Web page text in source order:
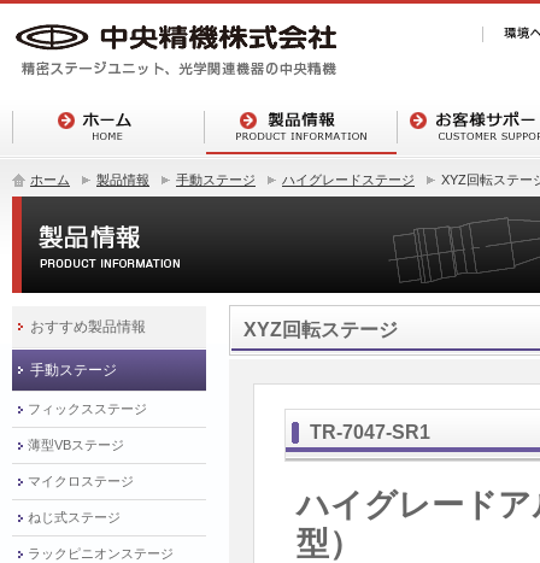
ホーム 製品情報 手動ステージ ハイグレードステージ XYZ回転ステー
XYZ回転ステージ
TR-7047-SR1
ハイグレード
型）
おすすめ製品情報
手動ステージ
フィックスステージ
薄型VBステージ
マイクロステージ
ねじ式ステージ
ラックピニオンステージ